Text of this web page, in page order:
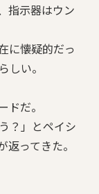
指示器はウン
に懐疑的だっ
しい。
だ。
？」とペイシ
ってきた。